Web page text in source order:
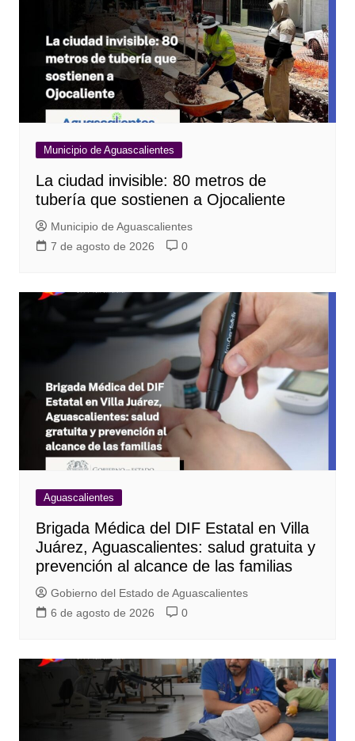
Municipio de Aguascalientes
La ciudad invisible: 80 metros de
tubería que sostienen a Ojocaliente
Municipio de Aguascalientes
7 de agosto de 2026
0
Aguascalientes
Brigada Médica del DIF Estatal en Villa
Juárez, Aguascalientes: salud gratuita y
prevención al alcance de las familias
Gobierno del Estado de Aguascalientes
6 de agosto de 2026
0